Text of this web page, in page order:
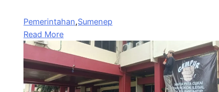
Pemerintahan,Sumenep
Read More